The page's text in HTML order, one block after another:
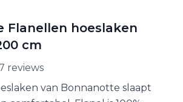
Flanellen hoeslaken
cm
reviews
van Bonnanotte slaapt